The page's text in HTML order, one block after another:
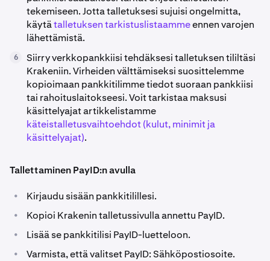
tekemiseen. Jotta talletuksesi sujuisi ongelmitta,
käytätalletuksen tarkistuslistaammeennen varojen
lähettämistä.
6
Siirry verkkopankkiisi tehdäksesi talletuksen tililtäsi
Krakeniin. Virheiden välttämiseksi suosittelemme
kopioimaan pankkitilimme tiedot suoraan pankkiisi
tai rahoituslaitokseesi. Voit tarkistaa maksusi
käsittelyajat artikkelistamme
käteistalletusvaihtoehdot (kulut, minimit ja
käsittelyajat).
Tallettaminen PayID:n avulla
• Kirjaudu sisään pankkitilillesi.
• Kopioi Krakenin talletussivulla annettu PayID.
• Lisää se pankkitilisi PayID-luetteloon.
• Varmista, että valitset PayID: Sähköpostiosoite.